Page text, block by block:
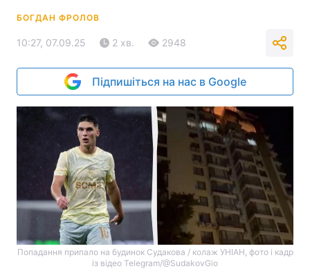
БОГДАН ФРОЛОВ
10:27, 07.09.25 2 хв. 2948
Підпишіться на нас в Google
Попадання припало на будинок Судакова / колаж УНІАН, фото і кадр
із відео Telegram/@SudakovGio